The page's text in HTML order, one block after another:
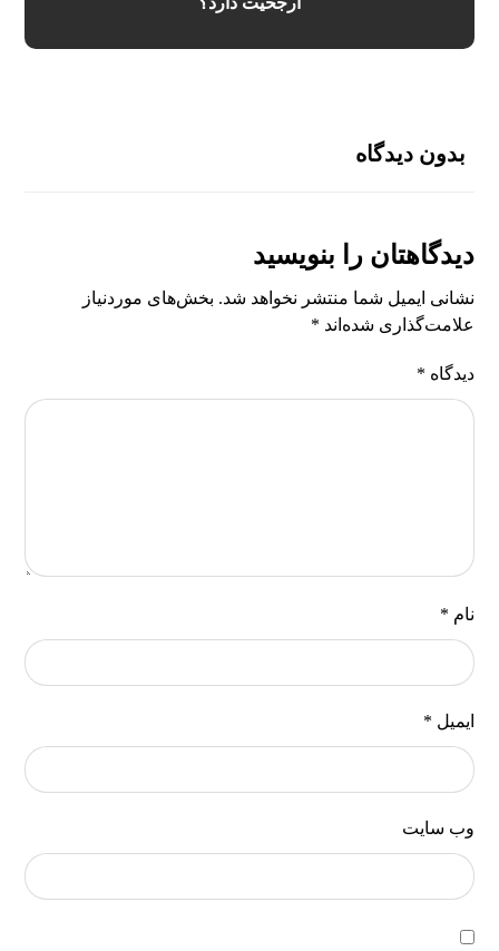
بدون دیدگاه
دیدگاهتان را بنویسید
نشانی ایمیل شما منتشر نخواهد شد. بخش‌های موردنیاز
علامت‌گذاری شده‌اند *
دیدگاه *
نام *
ایمیل *
وب‌ سایت